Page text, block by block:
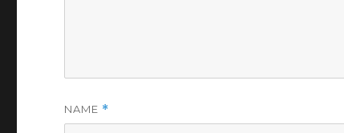
NAME *